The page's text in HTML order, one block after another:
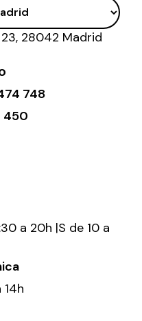
28042 Madrid
748
450
a 20h |S de 10 a